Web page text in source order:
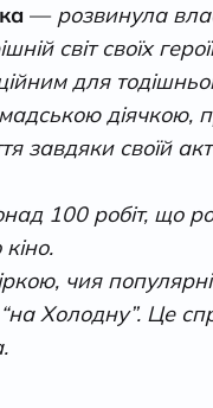
— розвинула
світ своїх
для
діячкою,
завдяки своїй
100 робіт, що
чия
Холодну”. Це